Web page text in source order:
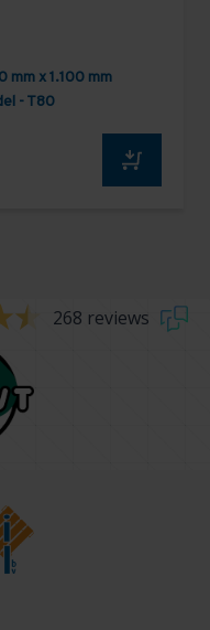
x 1.100 mm
- T80
268 reviews